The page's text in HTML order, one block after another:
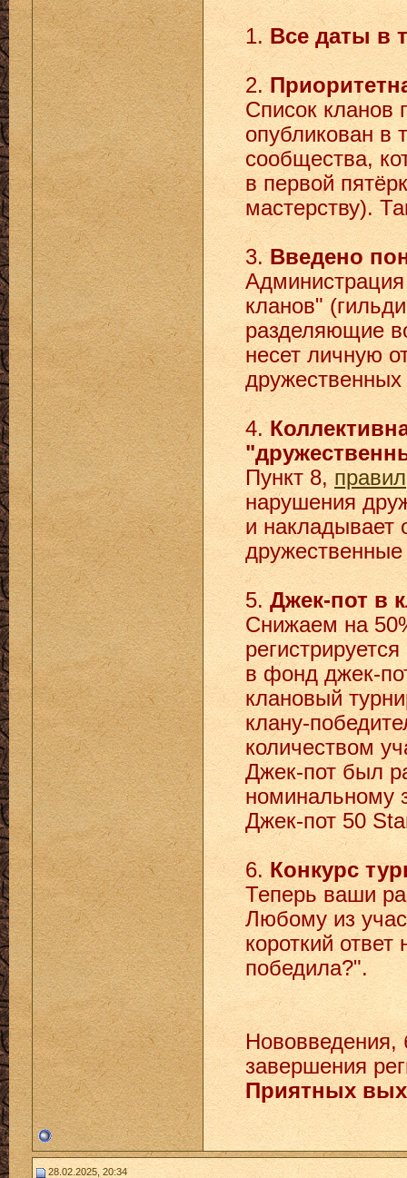
1.Все даты в
2.
Список кланов
опубликован в
сообщества,
в первой
мастерству).
3.Введено
кланов"
разделяющие
несет личную
4.
Пункт 8, правил
нарушения
и накладывает
5.Джек-пот в
Снижаем на
в фонд джек-
клановый
клану-
количеством
Джек-пот был
номинальному
Джек-пот 50
6. Конкурс
Теперь ваши
Любому из
короткий
победила?".
Нововведения,
завершения
Приятных
28.02.2025, 20:34